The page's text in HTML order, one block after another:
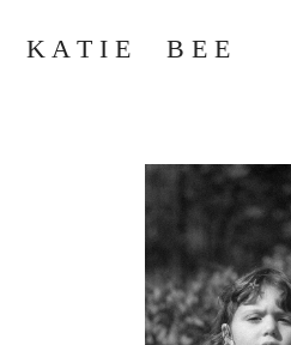
K A T I E     B E E